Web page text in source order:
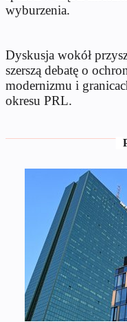
wyburzenia.
Dyskusja wokół
szerszą debatę o
modernizmu i
okresu PRL.